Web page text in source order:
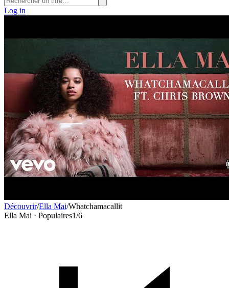
Log in
Découvrir/Ella Mai/Whatchamacallit
Ella Mai · Populaires1/6